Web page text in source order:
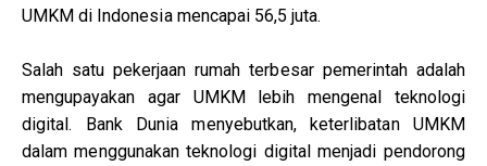
UMKM di Indonesia mencapai 56,5 juta.
Salah satu pekerjaan rumah terbesar pemerintah adalah
mengupayakan agar UMKM lebih mengenal teknologi
digital. Bank Dunia menyebutkan, keterlibatan UMKM
dalam menggunakan teknologi digital menjadi pendorong